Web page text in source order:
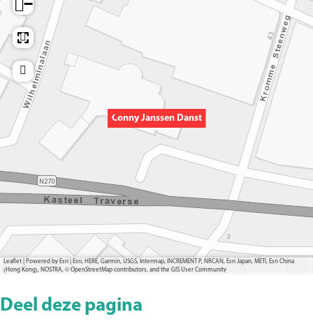
Conny Janssen Danst
−
Leaflet
Powered by Esri | Esri, HERE, Garmin, USGS, Intermap, INCREMENT P, NRCAN, Esri Japan, METI, Esri China
(Hong Kong), NOSTRA, © OpenStreetMap contributors, and the GIS User Community
Deel deze pagina